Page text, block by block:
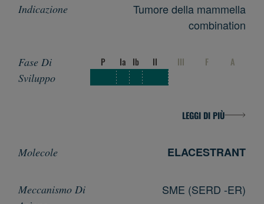
Tumore della mammella
combination
P Ia Ib II III F A
LEGGI DI PIÙ
ELACESTRANT
SME (SERD -ER)